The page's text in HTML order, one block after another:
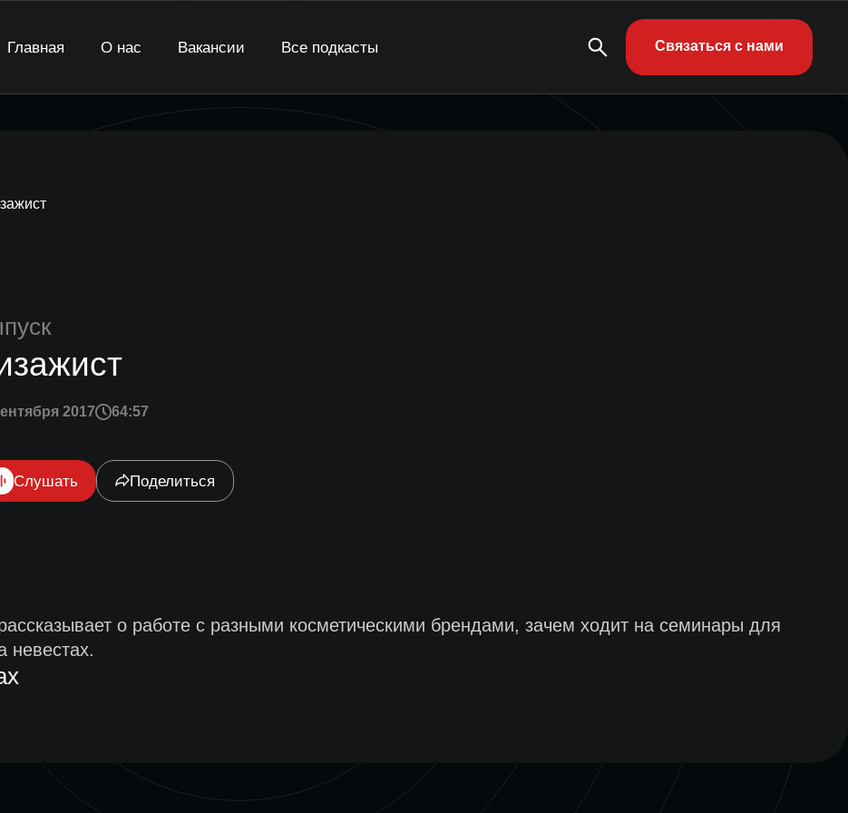
Главная О нас Вакансии Все подкасты Связаться с нами
2017 64:57
Слушать Поделиться
о работе с разными косметическими брендами, зачем ходит на семинары для
невестах.